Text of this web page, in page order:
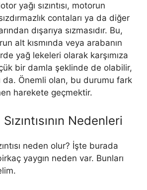
yağı sızıntısı, motorun
contaları ya da diğer
dışarıya sızmasıdır. Bu,
alt kısmında veya arabanın
yağ lekeleri olarak karşımıza
bir damla şeklinde de olabilir,
da. Önemli olan, bu durumu fark
harekete geçmektir.
Nedenleri
neden olur? İşte burada
yaygın neden var. Bunları